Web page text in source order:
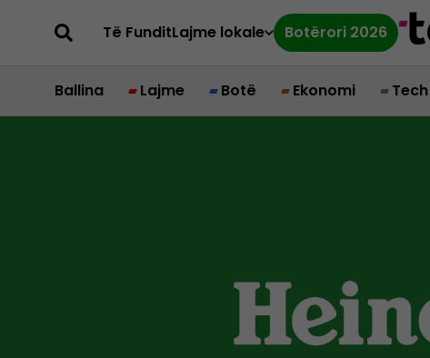
Të FunditLajme lokale Botërori 2026
Ballina Lajme Botë Ekonomi Tech